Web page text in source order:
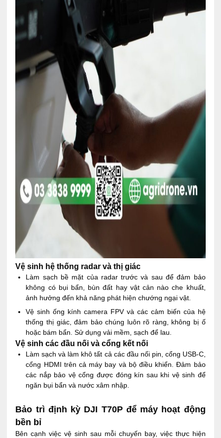
Vệ sinh hệ thống radar và thị giác
Làm sạch bề mặt của radar trước và sau để đảm bảo
không có bụi bẩn, bùn đất hay vật cản nào che khuất,
ảnh hưởng đến khả năng phát hiện chướng ngại vật.
Vệ sinh ống kính camera FPV và các cảm biến của hệ
thống thị giác, đảm bảo chúng luôn rõ ràng, không bị ố
hoặc bám bẩn. Sử dụng vải mềm, sạch để lau.
Vệ sinh các đầu nối và cổng kết nối
Làm sạch và làm khô tất cả các đầu nối pin, cổng USB-C,
cổng HDMI trên cả máy bay và bộ điều khiển. Đảm bảo
các nắp bảo vệ cổng được đóng kín sau khi vệ sinh để
ngăn bụi bẩn và nước xâm nhập.
Bảo trì định kỳ DJI T70P để máy hoạt động
bền bỉ
Bên cạnh việc vệ sinh sau mỗi chuyến bay, việc thực hiện